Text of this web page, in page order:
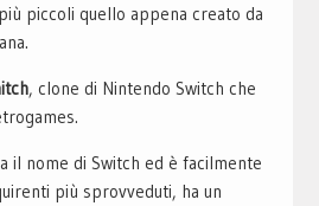
piccoli quello appena creato da
, clone di Nintendo Switch che
il nome di Switch ed è facilmente
più sprovveduti, ha un